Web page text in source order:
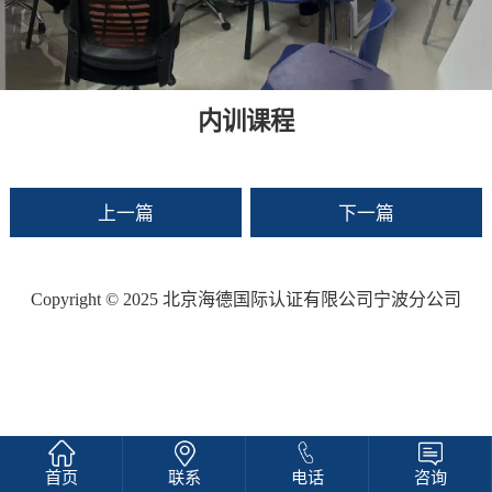
内训课程
上一篇 下一篇
Copyright © 2025 北京海德国际认证有限公司宁波分公司
首页 联系 电话 咨询